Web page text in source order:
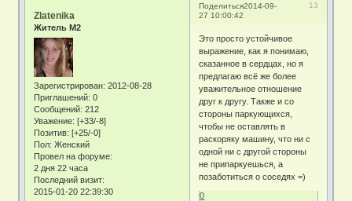
Поделиться 13
2014-09-
27 10:00:42
Zlatenika
Житель М2
Зарегистрирован: 2012-08-28
Приглашений: 0
Сообщений: 212
Уважение: [+33/-8]
Позитив: [+25/-0]
Пол: Женский
Провел на форуме:
2 дня 22 часа
Последний визит:
2015-01-20 22:39:30
Это просто устойчивое
выражение, как я понимаю,
сказанное в сердцах, но я
предлагаю всё же более
уважительное отношение
друг к другу. Также и со
стороны паркующихся,
чтобы не оставлять в
раскоряку машину, что ни с
одной ни с другой стороны
не припаркуешься, а
позаботиться о соседях =)
0